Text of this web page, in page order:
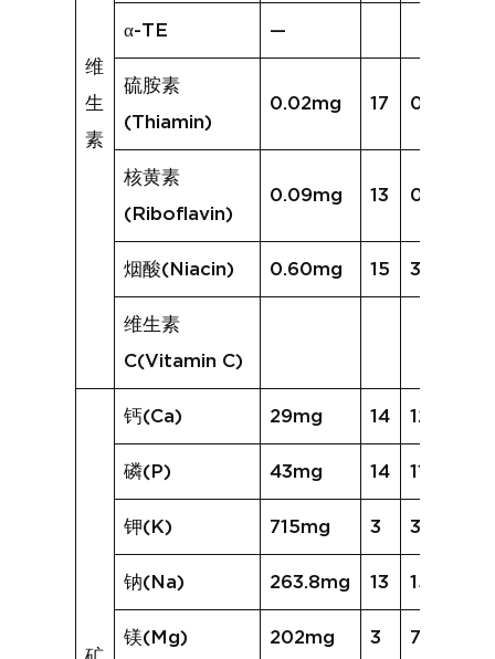
维
生
素
α-TE —
硫胺素
(Thiamin)
0.02mg 17 0.07mg
核黄素
(Riboflavin)
0.09mg 13 0.13mg
烟酸(Niacin) 0.60mg 15 3.04mg
维生素
C(Vitamin C)
钙(Ca) 29mg 14 125mg
磷(P) 43mg 14 118mg
钾(K) 715mg 3 328mg
钠(Na) 263.8mg 13
镁(Mg) 202mg 3 71mg